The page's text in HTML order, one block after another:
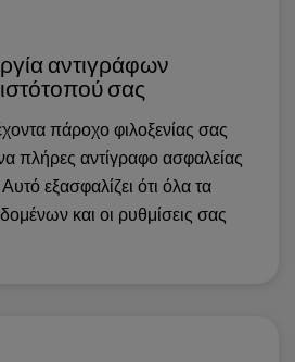
αντιγράφων
σας
πάροχο φιλοξενίας σας
πλήρες αντίγραφο ασφαλείας
εξασφαλίζει ότι όλα τα
και οι ρυθμίσεις σας